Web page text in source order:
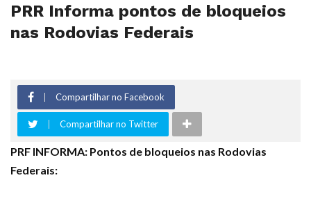
PRR Informa pontos de bloqueios
nas Rodovias Federais
Compartilhar no Facebook
Compartilhar no Twitter
PRF INFORMA: Pontos de bloqueios nas Rodovias
Federais: